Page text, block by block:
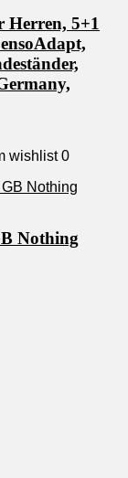
Herren, 5+1
wishlist 0
Nothing